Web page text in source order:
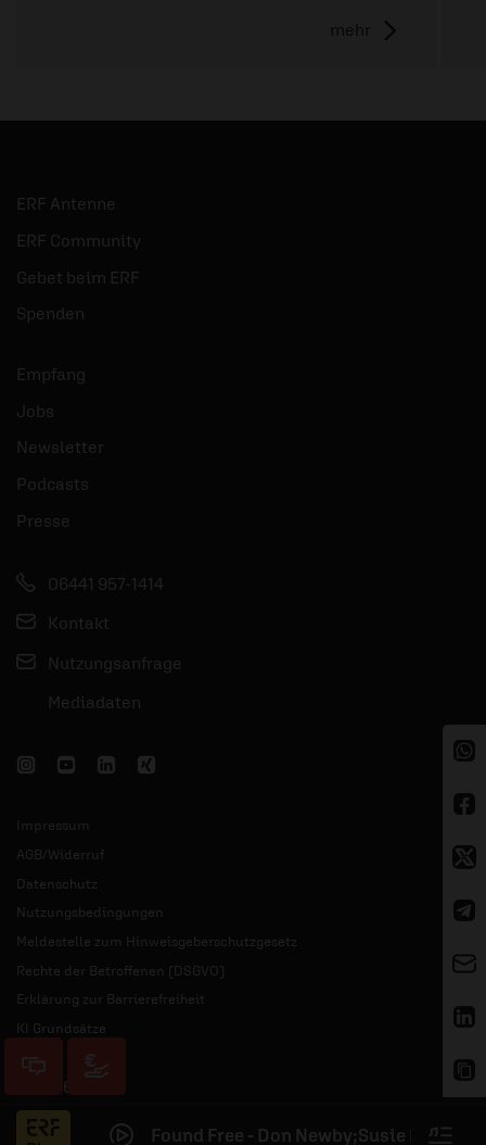
mehr
ERF Antenne
ERF Community
Gebet beim ERF
Spenden
Empfang
Jobs
Newsletter
Podcasts
Presse
06441 957-1414
Kontakt
Nutzungsanfrage
Mediadaten
Impressum
AGB/Widerruf
Datenschutz
Nutzungsbedingungen
Meldestelle zum Hinweisgeberschutzgesetz
Rechte der Betroffenen (DSGVO)
Erklärung zur Barrierefreiheit
KI Grundsätze
© 2026 ERF
Found Free - Don Newby;Susie Newby